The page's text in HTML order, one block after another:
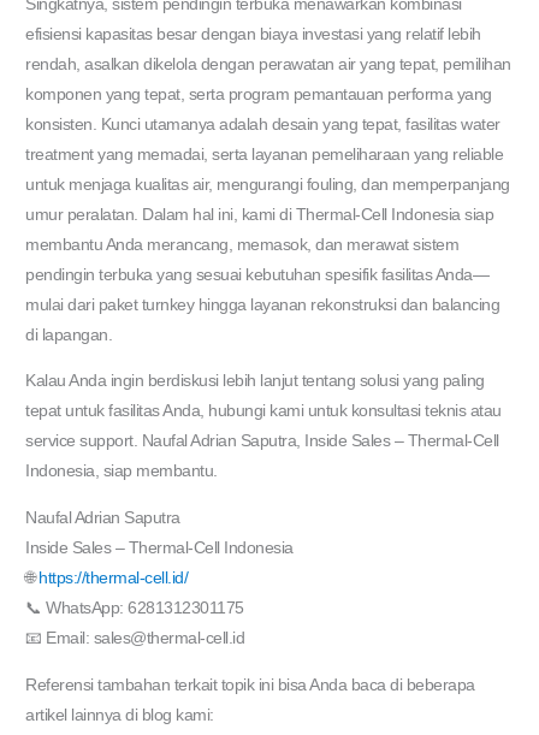
Singkatnya, sistem pendingin terbuka menawarkan kombinasi
efisiensi kapasitas besar dengan biaya investasi yang relatif lebih
rendah, asalkan dikelola dengan perawatan air yang tepat, pemilihan
komponen yang tepat, serta program pemantauan performa yang
konsisten. Kunci utamanya adalah desain yang tepat, fasilitas water
treatment yang memadai, serta layanan pemeliharaan yang reliable
untuk menjaga kualitas air, mengurangi fouling, dan memperpanjang
umur peralatan. Dalam hal ini, kami di Thermal-Cell Indonesia siap
membantu Anda merancang, memasok, dan merawat sistem
pendingin terbuka yang sesuai kebutuhan spesifik fasilitas Anda—
mulai dari paket turnkey hingga layanan rekonstruksi dan balancing
di lapangan.
Kalau Anda ingin berdiskusi lebih lanjut tentang solusi yang paling
tepat untuk fasilitas Anda, hubungi kami untuk konsultasi teknis atau
service support. Naufal Adrian Saputra, Inside Sales – Thermal-Cell
Indonesia, siap membantu.
Naufal Adrian Saputra
Inside Sales – Thermal-Cell Indonesia
🌐 https://thermal-cell.id/
📞 WhatsApp: 6281312301175
📧 Email: sales@thermal-cell.id
Referensi tambahan terkait topik ini bisa Anda baca di beberapa
artikel lainnya di blog kami: